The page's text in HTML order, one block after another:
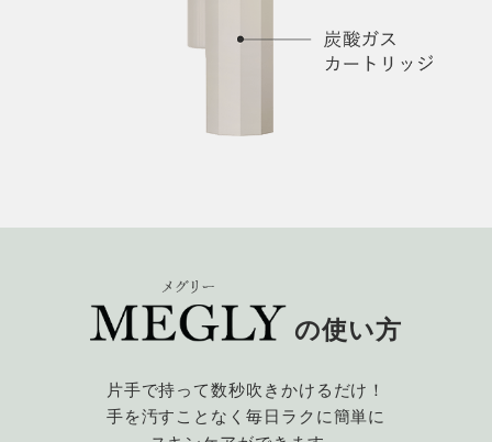
の使い方
片手で持って数秒吹きかけるだけ！
手を汚すことなく毎日ラクに簡単に